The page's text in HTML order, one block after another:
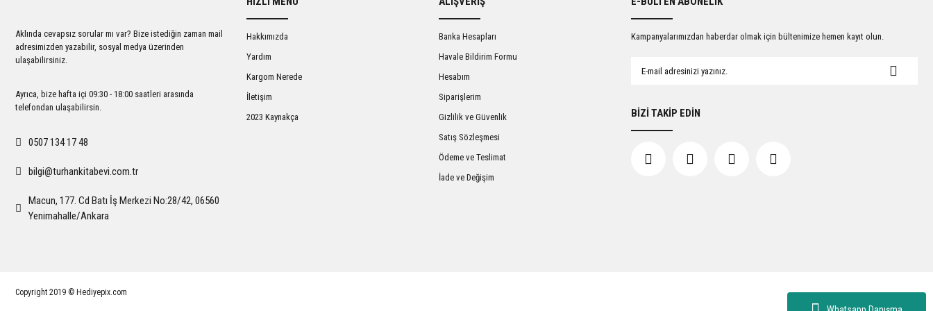
Ürün fiyatı diğer sitelerden daha pahalı.
Bu ürüne benzer farklı alternatifler olmalı.
Gönder
Aklında cevapsız sorular mı var? Bize istediğin zaman mail
adresimizden yazabilir, sosyal medya üzerinden
ulaşabilirsiniz.
Ayrıca, bize hafta içi 09:30 - 18:00 saatleri arasında
telefondan ulaşabilirsin.
0507 134 17 48
bilgi@turhankitabevi.com.tr
Macun, 177. Cd Batı İş Merkezi No:28/42, 06560
Yenimahalle/Ankara
Hakkımızda
Yardım
Kargom Nerede
İletişim
2023 Kaynakça
Banka Hesapları
Havale Bildirim Formu
Hesabım
Siparişlerim
Gizlilik ve Güvenlik
Satış Sözleşmesi
Ödeme ve Teslimat
İade ve Değişim
Kampanyalarımızdan haberdar olmak için bültenimize hemen kayıt olun.
BİZİ TAKİP EDİN
Copyright 2019 © Hediyepix.com